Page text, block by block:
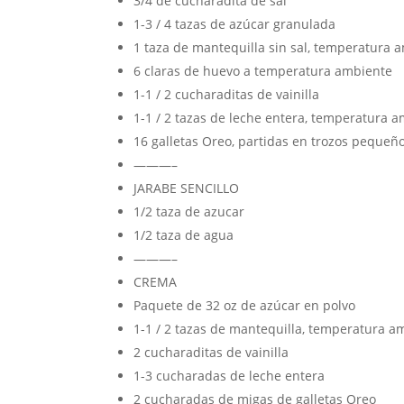
1-3 / 4 tazas de azúcar granulada
1 taza de mantequilla sin sal, temperatura
6 claras de huevo a temperatura ambiente
1-1 / 2 cucharaditas de vainilla
1-1 / 2 tazas de leche entera, temperatura
16 galletas Oreo, partidas en trozos
———–
JARABE SENCILLO
1/2 taza de azucar
1/2 taza de agua
———–
CREMA
Paquete de 32 oz de azúcar en polvo
1-1 / 2 tazas de mantequilla, temperatura
2 cucharaditas de vainilla
1-3 cucharadas de leche entera
2 cucharadas de migas de galletas Oreo